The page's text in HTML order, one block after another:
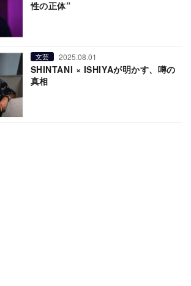
性の正体”
文芸 2025.08.01
SHINTANI × ISHIYAが明かす、噂の
真相